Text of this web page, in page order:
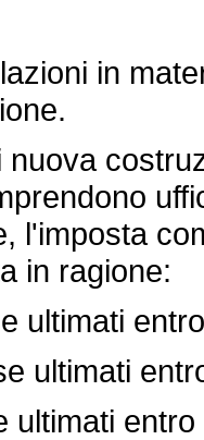
in
l'imposta
in ragione:
ultimati
entro